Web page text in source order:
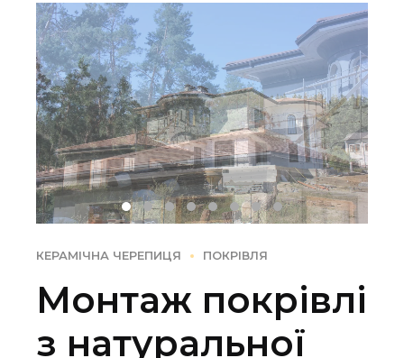
КЕРАМІЧНА ЧЕРЕПИЦЯ ПОКРІВЛЯ
Монтаж покрівлі
з натуральної